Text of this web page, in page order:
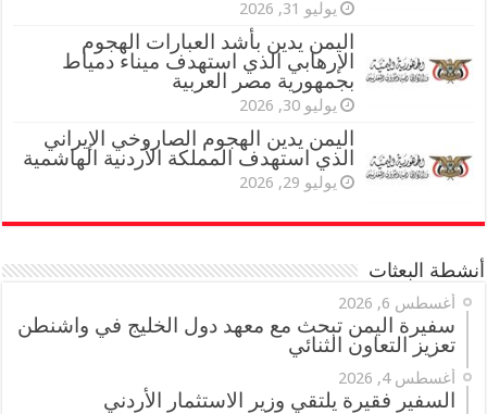
يوليو 31, 2026
اليمن يدين بأشد العبارات الهجوم
الإرهابي الذي استهدف ميناء دمياط
بجمهورية مصر العربية
يوليو 30, 2026
اليمن يدين الهجوم الصاروخي الإيراني
الذي استهدف المملكة الأردنية الهاشمية
يوليو 29, 2026
أنشطة البعثات
أغسطس 6, 2026
سفيرة اليمن تبحث مع معهد دول الخليج في واشنطن
تعزيز التعاون الثنائي
أغسطس 4, 2026
السفير فقيرة يلتقي وزير الاستثمار الأردني